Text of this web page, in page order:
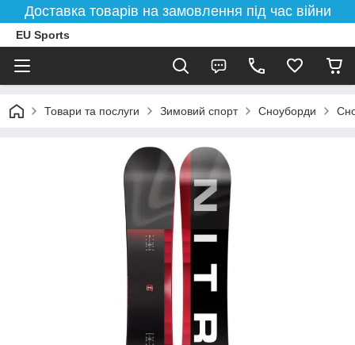
Доставка товарів на замовлення під час війни
EU Sports
Товари та послуги Зимовий спорт Сноуборди